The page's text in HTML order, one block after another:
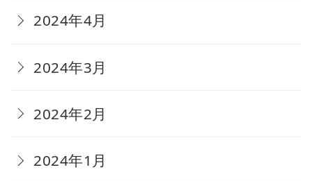
2024年4月
2024年3月
2024年2月
2024年1月